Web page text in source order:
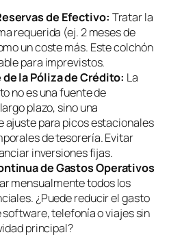
de Efectivo: Tratar la
requerida (ej. 2 meses de
un coste más. Este colchón
para imprevistos.
la Póliza de Crédito: La
no es una fuente de
plazo, sino una
ajuste para picos estacionales
de tesorería. Evitar
inversiones fijas.
de Gastos Operativos
mensualmente todos los
¿Puede reducir el gasto
software, telefonía o viajes sin
principal?